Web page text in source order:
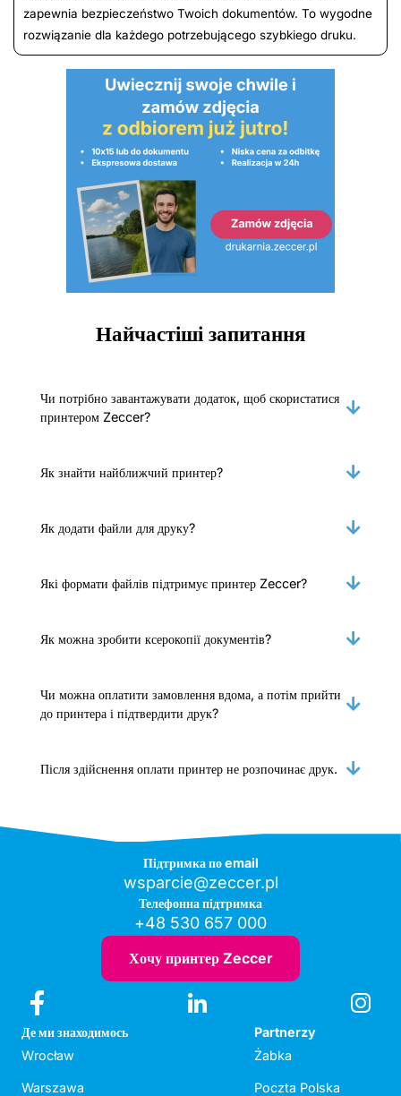
zapewnia bezpieczeństwo Twoich dokumentów. To wygodne
rozwiązanie dla każdego potrzebującego szybkiego druku.
Найчастіші запитання
Чи потрібно завантажувати додаток, щоб скористатися
принтером Zeccer?
Як знайти найближчий принтер?
Як додати файли для друку?
Які формати файлів підтримує принтер Zeccer?
Як можна зробити ксерокопії документів?
Чи можна оплатити замовлення вдома, а потім прийти
до принтера і підтвердити друк?
Після здійснення оплати принтер не розпочинає друк.
Підтримка по email
wsparcie@zeccer.pl
Телефонна підтримка
+48 530 657 000
Хочу принтер Zeccer
Де ми знаходимось
Wrocław
Warszawa
Partnerzy
Żabka
Poczta Polska